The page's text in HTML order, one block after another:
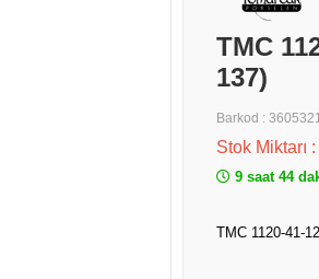
TMC
137)
Barkod :
Stok Miktarı :
9 saat 44
TMC 1120-41-